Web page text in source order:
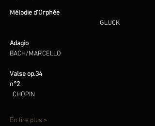
Mélodie d’Orphée
GLUCK
Adagio
BACH/MARCELLO
Valse op.34
n°2
CHOPIN
En lire plus >